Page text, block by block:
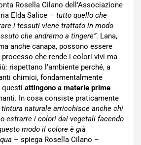
Rosella Cilano dell’Associazione
Elda Salice – tutto quello che
i tessuti viene trattato in modo
che andremo a tingere”. Lana,
anche canapa, possono essere
che rende i colori vivi ma
rispettano l’ambiente perché, a
chimici, fondamentalmente
questi attingono a materie prime
In cosa consiste praticamente
tintura naturale arricchisce anche chi
estrarre i colori dai vegetali facendo
modo il colore è già
– spiega Rosella Cilano –